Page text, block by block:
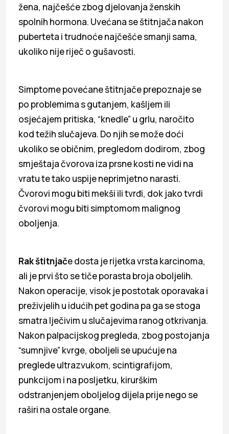
žena, najčešće zbog djelovanja ženskih
spolnih hormona. Uvećana se štitnjača nakon
puberteta i trudnoće najčešće smanji sama,
ukoliko nije riječ o gušavosti.
Simptome povećane štitnjače prepoznaje se
po problemima s gutanjem, kašljem ili
osjećajem pritiska, “knedle” u grlu, naročito
kod težih slučajeva. Do njih se može doći
ukoliko se običnim, pregledom dodirom, zbog
smještaja čvorova iza prsne kosti ne vidi na
vratu te tako uspije neprimjetno narasti.
Čvorovi mogu biti mekši ili tvrđi, dok jako tvrdi
čvorovi mogu biti simptomom malignog
oboljenja.
Rak štitnjače dosta je rijetka vrsta karcinoma,
ali je prvi što se tiče porasta broja oboljelih.
Nakon operacije, visok je postotakoporavaka i
preživjelih u idućih pet godina pa ga se stoga
smatra lječivim u slučajevima ranog otkrivanja.
Nakon palpacijskog pregleda, zbog postojanja
“sumnjive” kvrge, oboljeli se upućuje na
preglede ultrazvukom, scintigrafijom,
punkcijom i na posljetku, kirurškim
odstranjenjem oboljelog dijela prije nego se
raširi na ostale organe.